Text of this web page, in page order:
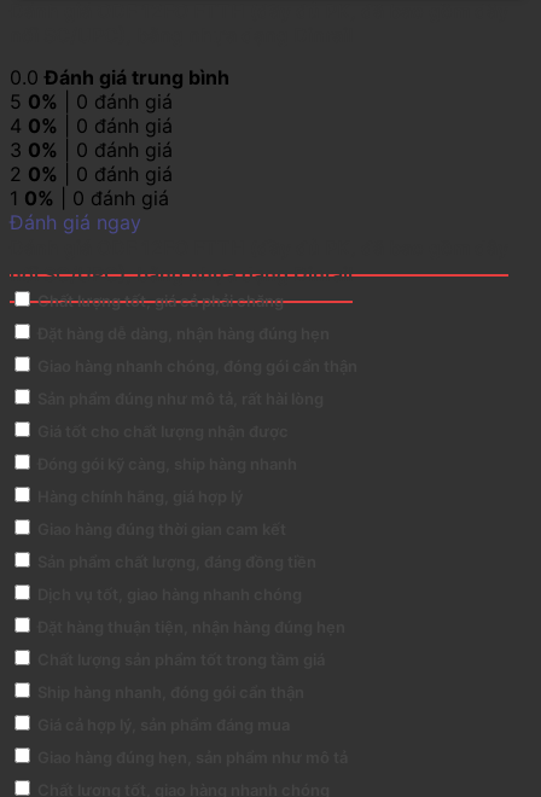
0.0Đánh giá trung bình
5 0% | 0 đánh giá
4 0% | 0 đánh giá
3 0% | 0 đánh giá
2 0% | 0 đánh giá
1 0% | 0 đánh giá
Đánh giá ngay
nối SC/UPC), bằng nhựa dạng Dinrail
Chất lượng tốt, giá cả phải chăng